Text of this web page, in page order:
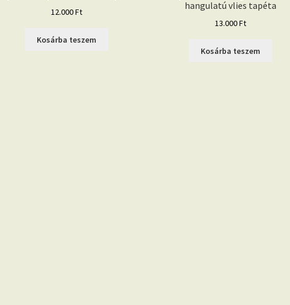
12.000Ft
Kosárba teszem
hangulatú vlies tapéta
13.000Ft
Kosárba teszem